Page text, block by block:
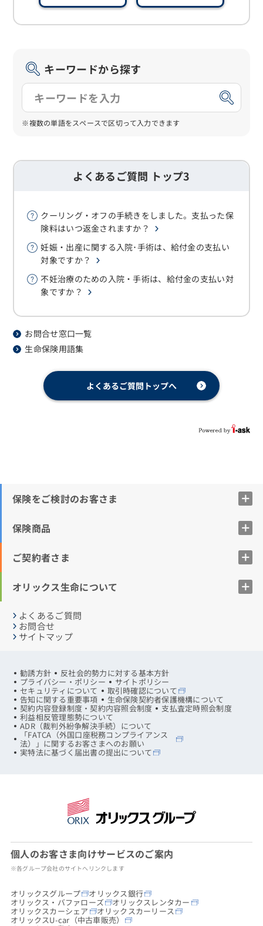
キーワードから探す
※複数の単語をスペースで区切って入力できます
よくあるご質問 トップ3
クーリング・オフの手続きをしました。支払った保
険料はいつ返金されますか？
妊娠・出産に関する入院･手術は、給付金の支払い
対象ですか？
不妊治療のための入院・手術は、給付金の支払い対
象ですか？
お問合せ窓口一覧
生命保険用語集
よくあるご質問トップへ
保険をご検討のお客さま
保険商品
ご契約者さま
オリックス生命について
よくあるご質問
お問合せ
サイトマップ
勧誘方針 反社会的勢力に対する基本方針
プライバシー・ポリシー サイトポリシー
セキュリティについて 取引時確認について
告知に関する重要事項 生命保険契約者保護機構について
契約内容登録制度・契約内容照会制度 支払査定時照会制度
利益相反管理態勢について
ADR（裁判外紛争解決手続）について
「FATCA（外国口座税務コンプライアンス
法）」に関するお客さまへのお願い
実特法に基づく届出書の提出について
個人のお客さま向けサービスのご案内
※各グループ会社のサイトへリンクします
オリックスグループ オリックス銀行
オリックス・バファローズ オリックスレンタカー
オリックスカーシェア オリックスカーリース
オリックスU-car（中古車販売）